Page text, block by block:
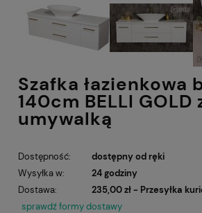
Szafka łazienkowa
140cm BELLI
umywalką
Dostępność:
dostępny od ręki
Wysyłka w:
24 godziny
Dostawa:
235,00 zł - Przesyłka
Cena nie zawiera ewentualnych
sprawdź formy dostawy